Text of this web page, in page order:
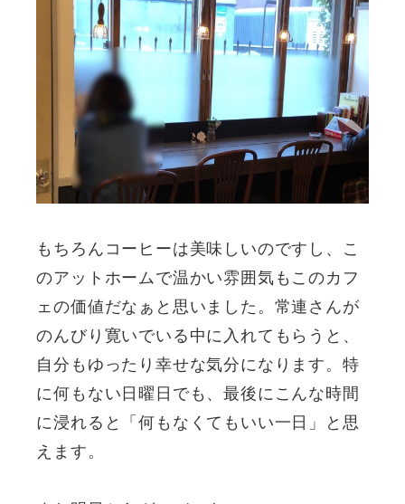
もちろんコーヒーは美味しいのですし、こ
のアットホームで温かい雰囲気もこのカフ
ェの価値だなぁと思いました。常連さんが
のんびり寛いでいる中に入れてもらうと、
自分もゆったり幸せな気分になります。特
に何もない日曜日でも、最後にこんな時間
に浸れると「何もなくてもいい一日」と思
えます。